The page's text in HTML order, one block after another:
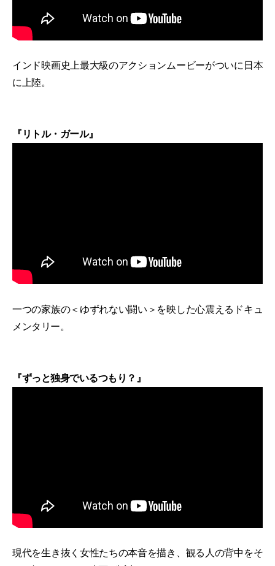
インド映画史上最大級のアクションムービーがついに日本
に上陸。
『リトル・ガール』
一つの家族の＜ゆずれない闘い＞を映した心震えるドキュ
メンタリー。
『ずっと独身でいるつもり？』
現代を生き抜く女性たちの本音を描き、観る人の背中をそ